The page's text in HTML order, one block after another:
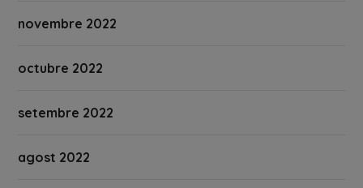
novembre 2022
octubre 2022
setembre 2022
agost 2022